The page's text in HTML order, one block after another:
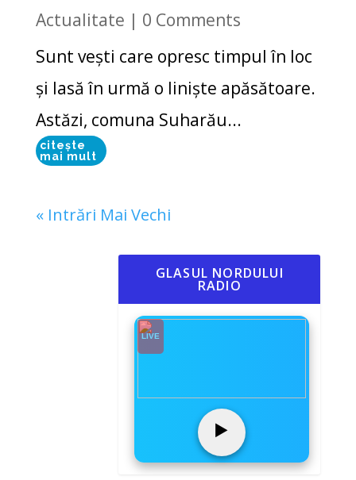
Actualitate | 0 Comments
Sunt vești care opresc timpul în loc
și lasă în urmă o liniște apăsătoare.
Astăzi, comuna Suharău...
citește
mai mult
« Intrări Mai Vechi
GLASUL NORDULUI
RADIO
LIVE
▶️